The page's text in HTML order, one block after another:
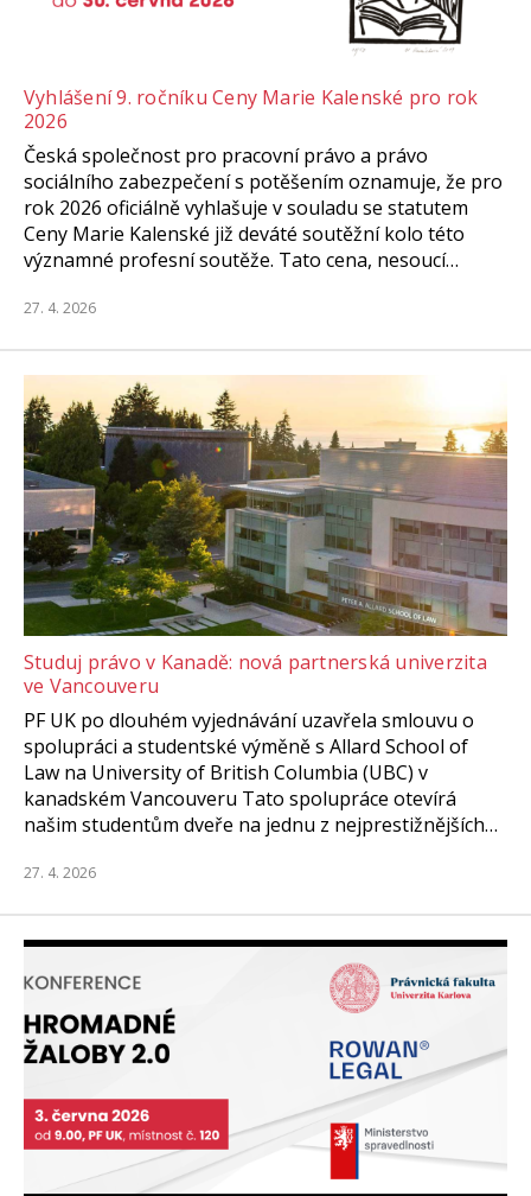
Vyhlášení 9. ročníku Ceny Marie Kalenské pro rok
2026
Česká společnost pro pracovní právo a právo
sociálního zabezpečení s potěšením oznamuje, že pro
rok 2026 oficiálně vyhlašuje v souladu se statutem
Ceny Marie Kalenské již deváté soutěžní kolo této
významné profesní soutěže. Tato cena, nesoucí…
27. 4. 2026
Studuj právo v Kanadě: nová partnerská univerzita
ve Vancouveru
PF UK po dlouhém vyjednávání uzavřela smlouvu o
spolupráci a studentské výměně s Allard School of
Law na University of British Columbia (UBC) v
kanadském Vancouveru Tato spolupráce otevírá
našim studentům dveře na jednu z nejprestižnějších…
27. 4. 2026